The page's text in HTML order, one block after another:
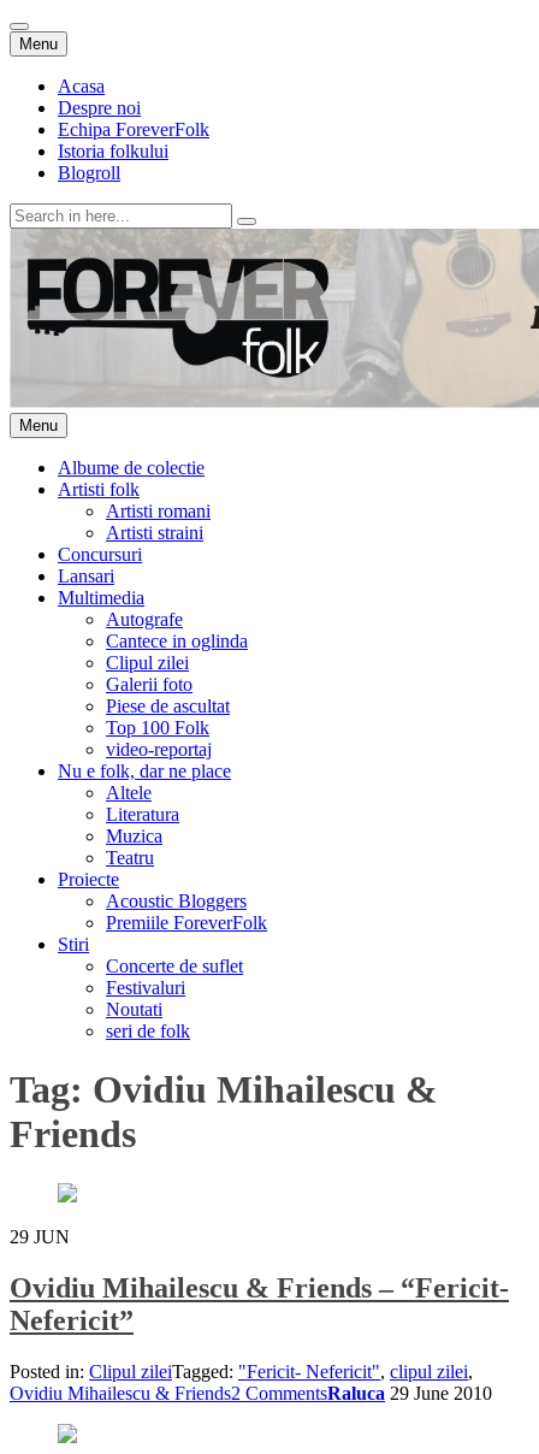
Menu Skip
to
content
Acasa
Despre noi
Echipa ForeverFolk
Istoria folkului
Blogroll
Search
for:
ForeverFolk
Muzica sufletului tau
Menu Skip
to
content
Albume de colectie
Artisti folk
Artisti romani
Artisti straini
Concursuri
Lansari
Multimedia
Autografe
Cantece in oglinda
Clipul zilei
Galerii foto
Piese de ascultat
Top 100 Folk
video-reportaj
Nu e folk, dar ne place
Altele
Literatura
Muzica
Teatru
Proiecte
Acoustic Bloggers
Premiile ForeverFolk
Stiri
Concerte de suflet
Festivaluri
Noutati
seri de folk
Tag: Ovidiu Mihailescu &
Friends
29 JUN
Ovidiu Mihailescu & Friends – “Fericit-
Nefericit”
Posted in: Clipul zileiTagged: "Fericit- Nefericit", clipul zilei,
Ovidiu Mihailescu & Friends2 CommentsRaluca 29 June 2010